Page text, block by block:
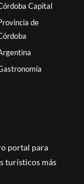
Capital
de
portal para
turísticos más